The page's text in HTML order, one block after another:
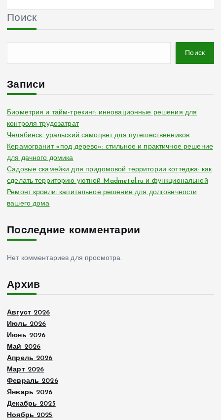
Поиск
Поиск
Записи
Биометрия и тайм-трекинг: инновационные решения для
контроля трудозатрат
Челябинск: уральский самоцвет для путешественников
Керамогранит «под дерево»: стильное и практичное решение
для дачного домика
Садовые скамейки для придомовой территории коттеджа: как
сделать территорию уютной Madmetal.ru и функциональной
Ремонт кровли: капитальное решение для долговечности
вашего дома
Последние комментарии
Нет комментариев для просмотра.
Архив
Август 2026
Июль 2026
Июнь 2026
Май 2026
Апрель 2026
Март 2026
Февраль 2026
Январь 2026
Декабрь 2025
Ноябрь 2025